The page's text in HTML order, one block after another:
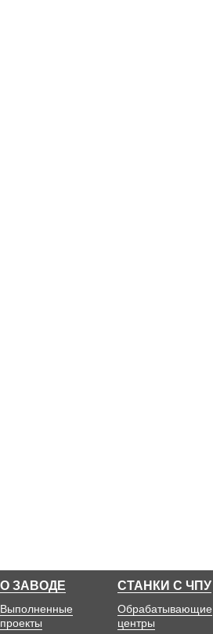
О ЗАВОДЕ
Выполненные
проекты
СТАНКИ С ЧПУ
Обрабатывающие
центры